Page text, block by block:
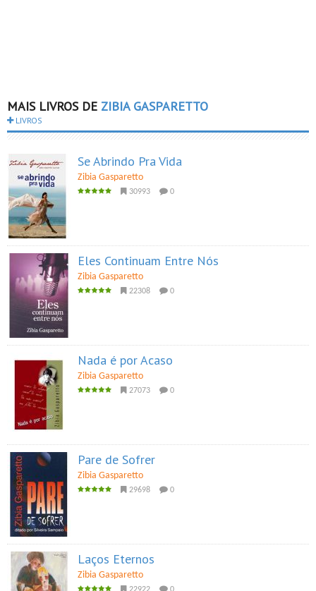
MAIS LIVROS DE ZIBIA GASPARETTO
LIVROS
Se Abrindo Pra Vida
Zibia Gasparetto
30993 0
Eles Continuam Entre Nós
Zibia Gasparetto
22308 0
Nada é por Acaso
Zibia Gasparetto
27073 0
Pare de Sofrer
Zibia Gasparetto
29698 0
Laços Eternos
Zibia Gasparetto